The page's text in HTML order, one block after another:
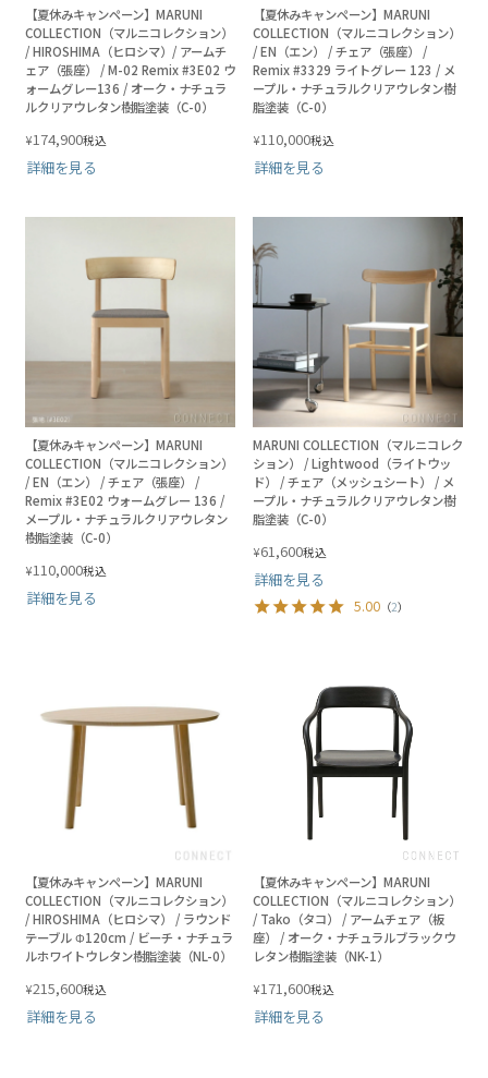
【夏休みキャンペーン】MARUNI
COLLECTION（マルニコレクション）
/ HIROSHIMA（ヒロシマ）/ アームチ
ェア（張座） / M-02 Remix #3E02 ウ
ォームグレー136 / オーク・ナチュラ
ルクリアウレタン樹脂塗装（C-0）
¥174,900税込
詳細を見る
【夏休みキャンペーン】MARUNI
COLLECTION（マルニコレクション）
/ EN（エン） / チェア（張座） /
Remix #3329 ライトグレー 123 / メ
ープル・ナチュラルクリアウレタン樹
脂塗装（C-0）
¥110,000税込
詳細を見る
【夏休みキャンペーン】MARUNI
COLLECTION（マルニコレクション）
/ EN（エン） / チェア（張座） /
Remix #3E02 ウォームグレー 136 /
メープル・ナチュラルクリアウレタン
樹脂塗装（C-0）
¥110,000税込
詳細を見る
MARUNI COLLECTION（マルニコレク
ション） / Lightwood（ライトウッ
ド） / チェア（メッシュシート） / メ
ープル・ナチュラルクリアウレタン樹
脂塗装（C-0）
¥61,600税込
詳細を見る
5.00 （2）
【夏休みキャンペーン】MARUNI
COLLECTION（マルニコレクション）
/ HIROSHIMA（ヒロシマ） / ラウンド
テーブル Φ120cm / ビーチ・ナチュラ
ルホワイトウレタン樹脂塗装（NL-0）
¥215,600税込
詳細を見る
【夏休みキャンペーン】MARUNI
COLLECTION（マルニコレクション）
/ Tako（タコ） / アームチェア（板
座） / オーク・ナチュラルブラックウ
レタン樹脂塗装（NK-1）
¥171,600税込
詳細を見る